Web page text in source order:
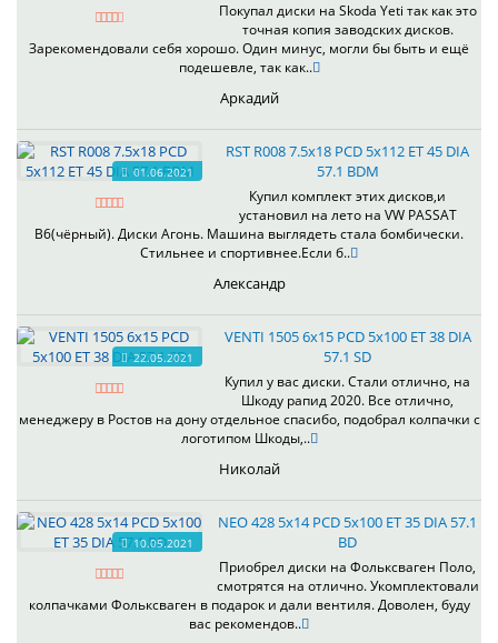
Покупал диски на Skoda Yeti так как это
точная копия заводских дисков.
Зарекомендовали себя хорошо. Один минус, могли бы быть и ещё
подешевле, так как..
Аркадий
01.06.2021
RST R008 7.5x18 PCD 5x112 ET 45 DIA
57.1 BDM
Купил комплект этих дисков,и
установил на лето на VW PASSAT
B6(чёрный). Диски Агонь. Машина выглядеть стала бомбически.
Стильнее и спортивнее.Если б..
Александр
22.05.2021
VENTI 1505 6x15 PCD 5x100 ET 38 DIA
57.1 SD
Купил у вас диски. Стали отлично, на
Шкоду рапид 2020. Все отлично,
менеджеру в Ростов на дону отдельное спасибо, подобрал колпачки с
логотипом Шкоды,..
Николай
10.05.2021
NEO 428 5x14 PCD 5x100 ET 35 DIA 57.1
BD
Приобрел диски на Фольксваген Поло,
смотрятся на отлично. Укомплектовали
колпачками Фольксваген в подарок и дали вентиля. Доволен, буду
вас рекомендов..